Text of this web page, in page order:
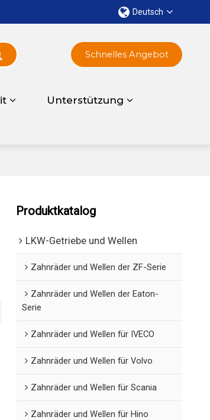
Deutsch
Unterstützung
Schnelles Angebot
Produktkatalog
LKW-Getriebe und Wellen
Zahnräder und Wellen der ZF-Serie
Zahnräder und Wellen der Eaton-
Serie
Zahnräder und Wellen für IVECO
Zahnräder und Wellen für Volvo
Zahnräder und Wellen für Scania
Zahnräder und Wellen für Hino